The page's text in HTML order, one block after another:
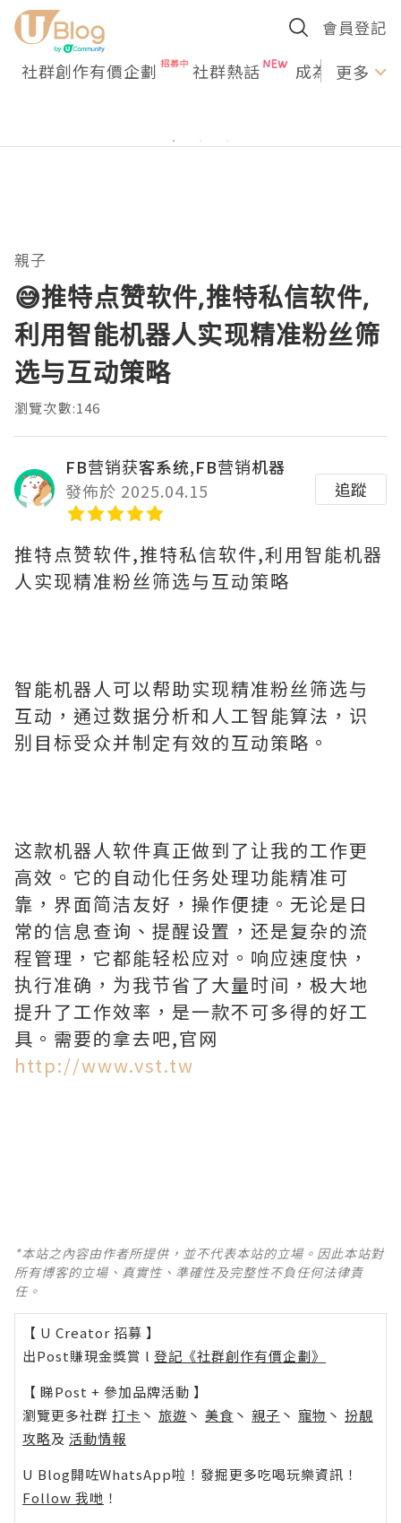
會員登記
社群創作有價企劃 社群熱話 成為U更多
親子
😅推特点赞软件,推特私信软件,
利用智能机器人实现精准粉丝筛
选与互动策略
瀏覽次數:146
FB营销获客系统,FB营销机器
發佈於 2025.04.15
追蹤
推特点赞软件,推特私信软件,利用智能机器
人实现精准粉丝筛选与互动策略
智能机器人可以帮助实现精准粉丝筛选与
互动，通过数据分析和人工智能算法，识
别目标受众并制定有效的互动策略。
这款机器人软件真正做到了让我的工作更
高效。它的自动化任务处理功能精准可
靠，界面简洁友好，操作便捷。无论是日
常的信息查询、提醒设置，还是复杂的流
程管理，它都能轻松应对。响应速度快，
执行准确，为我节省了大量时间，极大地
提升了工作效率，是一款不可多得的好工
具。需要的拿去吧,官网
http://www.vst.tw
*本站之內容由作者所提供，並不代表本站的立場。因此本站對
所有博客的立場、真實性、準確性及完整性不負任何法律責
任。
【 U Creator 招募 】
出Post賺現金獎賞 l 登記《社群創作有價企劃》
【 睇Post + 參加品牌活動 】
瀏覽更多社群 打卡 丶 旅遊 丶 美食 丶 親子 丶 寵物 丶 扮靚
攻略及 活動情報
U Blog開咗WhatsApp啦！發掘更多吃喝玩樂資訊！
Follow 我哋 ！